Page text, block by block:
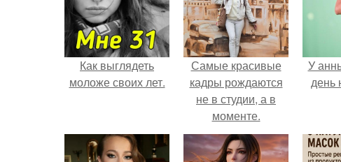
Как выглядеть
моложе своих лет.
Самые красивые
кадры рождаются
не в студии, а в
моменте.
У
день